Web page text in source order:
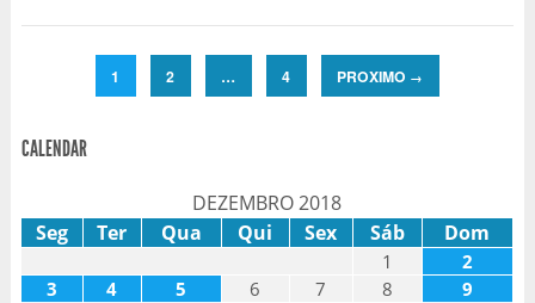
1 2 … 4 PROXIMO →
CALENDAR
DEZEMBRO 2018
Seg
Ter Qua Qui Sex Sáb Dom
1
2
3
4 5 6 7 8
9